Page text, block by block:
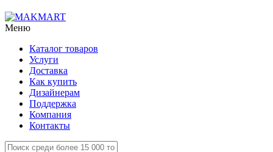
Меню
Каталог товаров
Услуги
Доставка
Как купить
Дизайнерам
Поддержка
Компания
Контакты